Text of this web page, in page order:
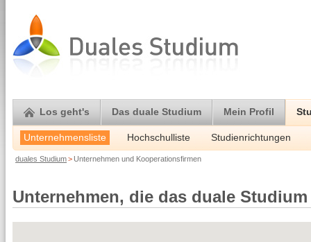
Los geht's Das duale Studium Mein Profil
Unternehmensliste Hochschulliste Studienrichtungen
duales Studium> Unternehmen und Kooperationsfirmen
Unternehmen, die das duale